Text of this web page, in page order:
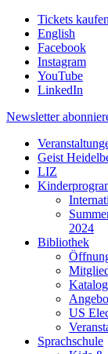
Tickets kaufen
English
Facebook
Instagram
YouTube
LinkedIn
Newsletter
Geist
LIZ
2024
Bibliothek
US
Sprachschule